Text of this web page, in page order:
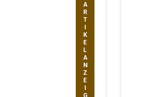
A
R
T
I
K
E
L
A
N
Z
E
I
G